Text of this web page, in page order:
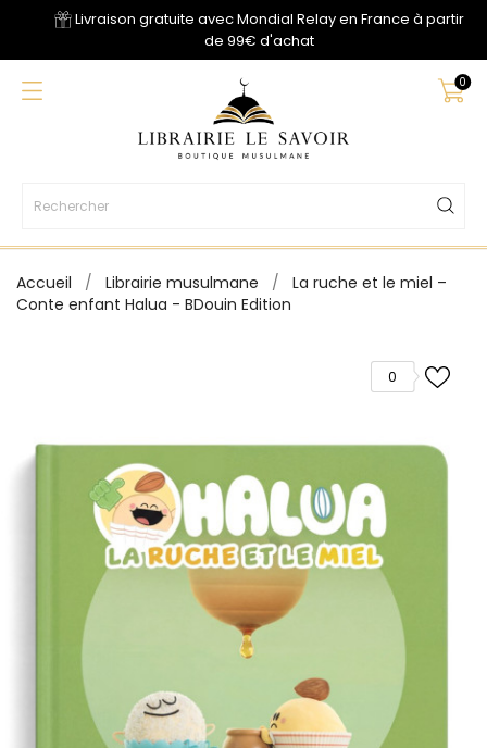
Livraison gratuite avec Mondial Relay en France à partir
de 99€ d'achat
0
Accueil Librairie musulmane
La ruche et le miel –
Conte enfant Halua - BDouin Edition
0